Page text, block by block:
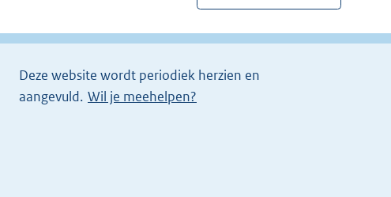
l
Deze website wordt periodiek herzien en
aangevuld. Wil je meehelpen?